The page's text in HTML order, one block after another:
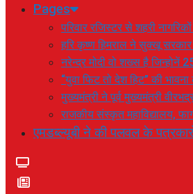
Pages
परिवार रजिस्टर से शहरी
हरि कृष्ण हिमराल ने सुक्खू सरकार
नरेन्द्र मोदी वो शख्स है जिन्होनें
“युवा फिट तो देश हिट” की
मुख्यमंत्री ने पूर्व मुख्यमंत्री
राजकीय संस्कृत महाविद्यालय,
एमडब्ल्यूबी ने की पलवल के